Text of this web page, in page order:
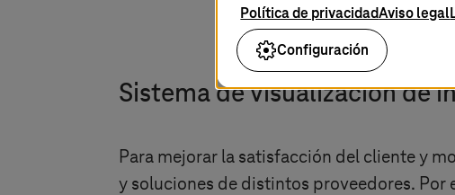
Sistema de visualización de
Para mejorar la satisfacción del cliente y
y soluciones de distintos proveedores. Por
Política de privacidadAviso legal
Configuración